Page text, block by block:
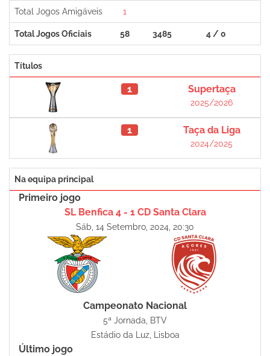
Total Jogos Amigáveis 1
Total Jogos Oficiais 58 3485 4 / 0
Títulos
1 Supertaça
2025/2026
1 Taça da Liga
2024/2025
Na equipa principal
Primeiro jogo
SL Benfica 4 - 1 CD Santa Clara
Sáb, 14 Setembro, 2024, 20:30
Campeonato Nacional
5ª Jornada, BTV
Estádio da Luz, Lisboa
Último jogo